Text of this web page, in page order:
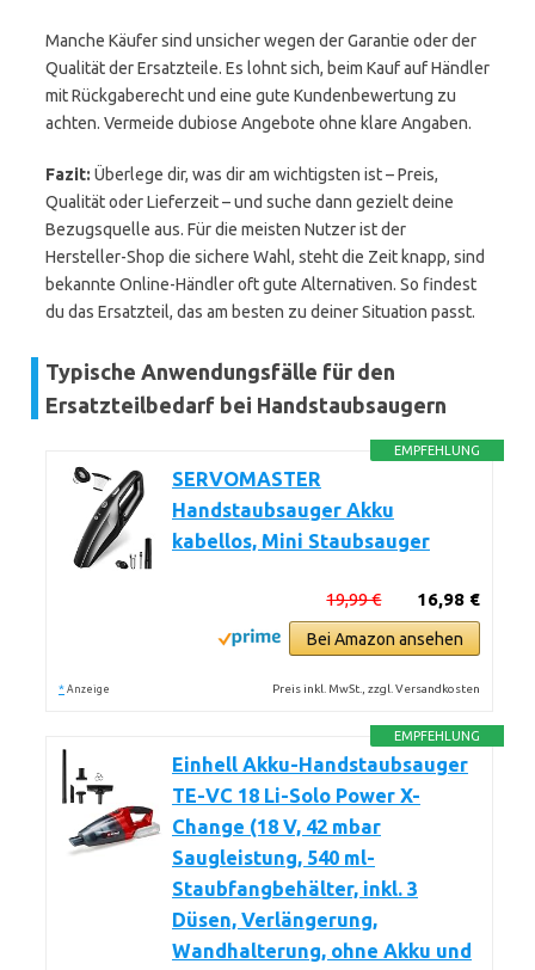
Manche Käufer sind unsicher wegen der Garantie oder der
Qualität der Ersatzteile. Es lohnt sich, beim Kauf auf Händler
mit Rückgaberecht und eine gute Kundenbewertung zu
achten. Vermeide dubiose Angebote ohne klare Angaben.
Fazit: Überlege dir, was dir am wichtigsten ist – Preis,
Qualität oder Lieferzeit – und suche dann gezielt deine
Bezugsquelle aus. Für die meisten Nutzer ist der
Hersteller-Shop die sichere Wahl, steht die Zeit knapp, sind
bekannte Online-Händler oft gute Alternativen. So findest
du das Ersatzteil, das am besten zu deiner Situation passt.
Typische Anwendungsfälle für den
Ersatzteilbedarf bei Handstaubsaugern
EMPFEHLUNG
SERVOMASTER
Handstaubsauger Akku
kabellos, Mini Staubsauger
16,98 €
19,99 €
Bei Amazon ansehen
* Anzeige Preis inkl. MwSt., zzgl. Versandkosten
EMPFEHLUNG
Einhell Akku-Handstaubsauger
TE-VC 18 Li-Solo Power X-
Change (18 V, 42 mbar
Saugleistung, 540 ml-
Staubfangbehälter, inkl. 3
Düsen, Verlängerung,
Wandhalterung, ohne Akku und